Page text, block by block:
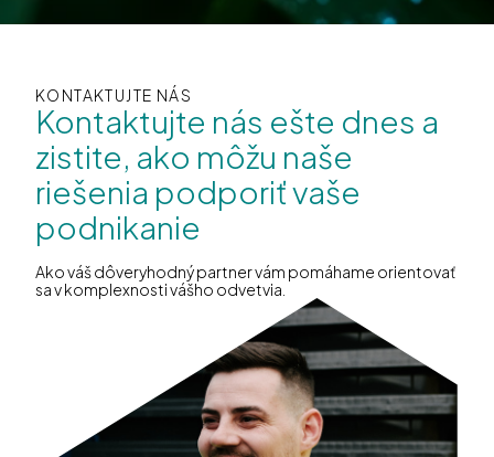
KONTAKTUJTE NÁS
Kontaktujte nás ešte dnes a
zistite, ako môžu naše
riešenia podporiť vaše
podnikanie
Ako váš dôveryhodný partner vám pomáhame orientovať
sa v komplexnosti vášho odvetvia.